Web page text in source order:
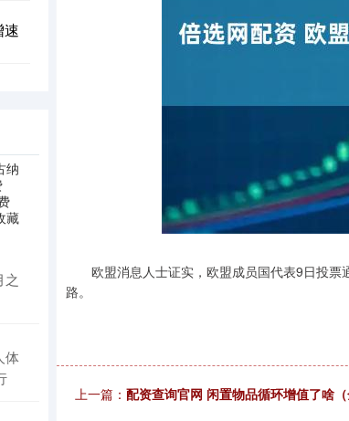
欧盟消息人士证实，欧盟成员国代表9日投票
路。
上一篇： 配资查询官网 闲置物品循环增值了啥（
速
纳
藏
之
体